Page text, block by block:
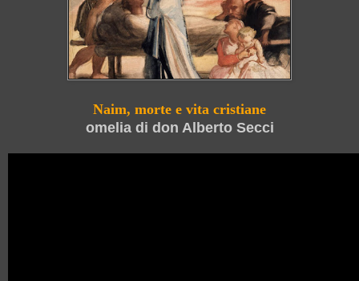
Naim, morte e vita cristiane
omelia di don Alberto Secci